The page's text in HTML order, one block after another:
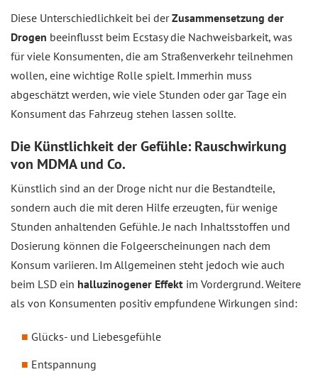
Diese Unterschiedlichkeit bei derZusammensetzung der
Drogen beeinflusst beim Ecstasy die Nachweisbarkeit, was
für viele Konsumenten, die am Straßenverkehr teilnehmen
wollen, eine wichtige Rolle spielt. Immerhin muss
abgeschätzt werden, wie viele Stunden oder gar Tage ein
Konsument das Fahrzeug stehen lassen sollte.
Die Künstlichkeit der Gefühle: Rauschwirkung
von MDMA und Co.
Künstlich sind an der Droge nicht nur die Bestandteile,
sondern auch die mit deren Hilfe erzeugten, für wenige
Stunden anhaltenden Gefühle. Je nach Inhaltsstoffen und
Dosierung können die Folgeerscheinungen nach dem
Konsum variieren. Im Allgemeinen steht jedoch wie auch
beim LSD ein halluzinogener Effekt im Vordergrund. Weitere
als von Konsumenten positiv empfundene Wirkungen sind:
Glücks- und Liebesgefühle
Entspannung